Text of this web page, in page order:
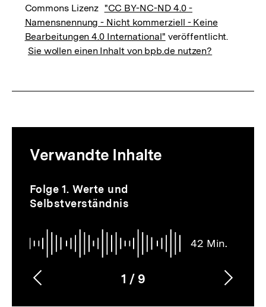
Commons Lizenz "CC BY-NC-ND 4.0 -
Namensnennung - Nicht kommerziell - Keine
Bearbeitungen 4.0 International" veröffentlicht.
Sie wollen einen Inhalt von bpb.de nutzen?
zur
Thematik
Verwandte Inhalte
Inhaltskarussell
überspringen
42 Min.
Audio
Dauer
42
Folge 1. Werte und
Selbstverständnis
Karussellinhalt
1
von
/ 9
Vorherigen